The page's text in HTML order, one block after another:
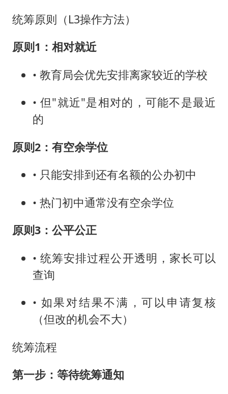
统筹原则（L3操作方法）
原则1：相对就近
• 教育局会优先安排离家较近的学校
• 但"就近"是相对的，可能不是最近
的
原则2：有空余学位
• 只能安排到还有名额的公办初中
• 热门初中通常没有空余学位
原则3：公平公正
• 统筹安排过程公开透明，家长可以
查询
• 如果对结果不满，可以申请复核
（但改的机会不大）
统筹流程
第一步：等待统筹通知